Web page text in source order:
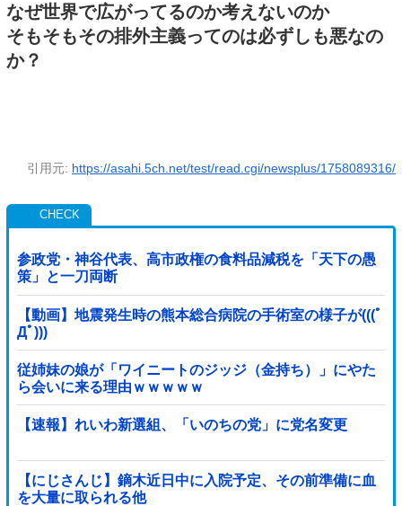
なぜ世界で広がってるのか考えないのか
そもそもその排外主義ってのは必ずしも悪なの
か？
引用元: https://asahi.5ch.net/test/read.cgi/newsplus/1758089316/
参政党・神谷代表、高市政権の食料品減税を「天下の愚
策」と一刀両断
【動画】地震発生時の熊本総合病院の手術室の様子が(((ﾟ
Дﾟ)))
従姉妹の娘が「ワイニートのジッジ（金持ち）」にやた
ら会いに来る理由ｗｗｗｗｗ
【速報】れいわ新選組、「いのちの党」に党名変更
【にじさんじ】鏑木近日中に入院予定、その前準備に血
を大量に取られる他